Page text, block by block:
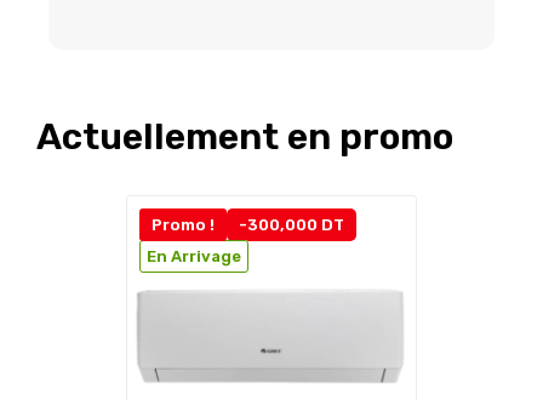
Actuellement en promo
Promo !
-300,000 DT
En Arrivage